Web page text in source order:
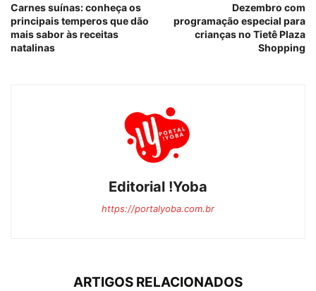
Carnes suínas: conheça os
principais temperos que dão
mais sabor às receitas
natalinas
Dezembro com
programação especial para
crianças no Tietê Plaza
Shopping
Editorial !Yoba
https://portalyoba.com.br
ARTIGOS RELACIONADOS